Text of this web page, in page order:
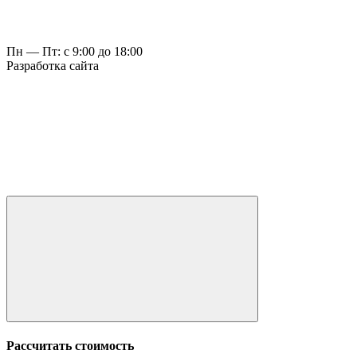
Пн — Пт: с 9:00 до 18:00
Разработка сайта
Рассчитать стоимость